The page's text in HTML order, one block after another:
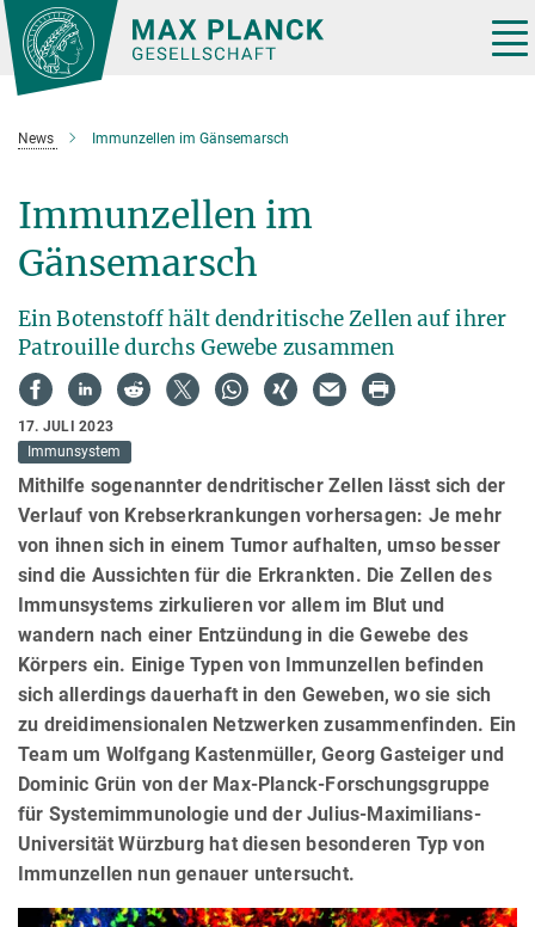
Hauptinhalt
News Immunzellen im Gänsemarsch
Immunzellen im
Gänsemarsch
Ein Botenstoff hält dendritische Zellen auf ihrer
Patrouille durchs Gewebe zusammen
17. JULI 2023
Immunsystem
Mithilfe sogenannter dendritischer Zellen lässt sich der
Verlauf von Krebserkrankungen vorhersagen: Je mehr
von ihnen sich in einem Tumor aufhalten, umso besser
sind die Aussichten für die Erkrankten. Die Zellen des
Immunsystems zirkulieren vor allem im Blut und
wandern nach einer Entzündung in die Gewebe des
Körpers ein. Einige Typen von Immunzellen befinden
sich allerdings dauerhaft in den Geweben, wo sie sich
zu dreidimensionalen Netzwerken zusammenfinden. Ein
Team um Wolfgang Kastenmüller, Georg Gasteiger und
Dominic Grün von der Max-Planck-Forschungsgruppe
für Systemimmunologie und der Julius-Maximilians-
Universität Würzburg hat diesen besonderen Typ von
Immunzellen nun genauer untersucht.